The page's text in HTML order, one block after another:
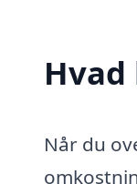
Når du